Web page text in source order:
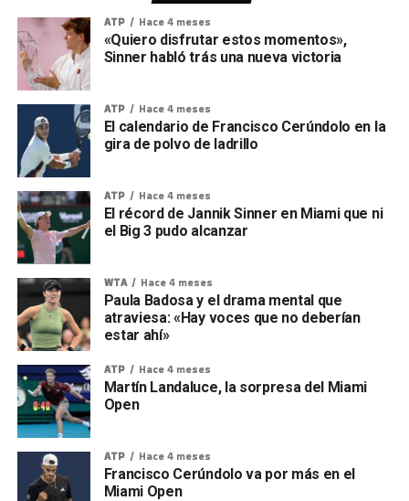
ATP Hace 4 meses
«Quiero disfrutar estos momentos»,
Sinner habló trás una nueva victoria
ATP Hace 4 meses
El calendario de Francisco Cerúndolo en la
gira de polvo de ladrillo
ATP Hace 4 meses
El récord de Jannik Sinner en Miami que ni
el Big 3 pudo alcanzar
WTA Hace 4 meses
Paula Badosa y el drama mental que
atraviesa: «Hay voces que no deberían
estar ahí»
ATP Hace 4 meses
Martín Landaluce, la sorpresa del Miami
Open
ATP Hace 4 meses
Francisco Cerúndolo va por más en el
Miami Open